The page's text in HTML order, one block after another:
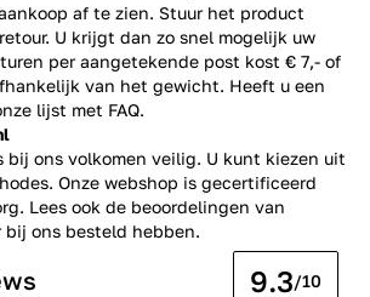
af te zien. Stuur het product
U krijgt dan zo snel mogelijk uw
per aangetekende post kost € 7,- of
van het gewicht. Heeft u een
lijst met FAQ.
bij ons volkomen veilig. U kunt kiezen uit
Onze webshop is gecertificeerd
Lees ook de beoordelingen van
ons besteld hebben.
9.3/10